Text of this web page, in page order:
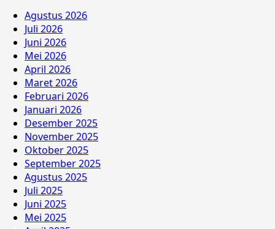
Agustus 2026
Juli 2026
Juni 2026
Mei 2026
April 2026
Maret 2026
Februari 2026
Januari 2026
Desember 2025
November 2025
Oktober 2025
September 2025
Agustus 2025
Juli 2025
Juni 2025
Mei 2025